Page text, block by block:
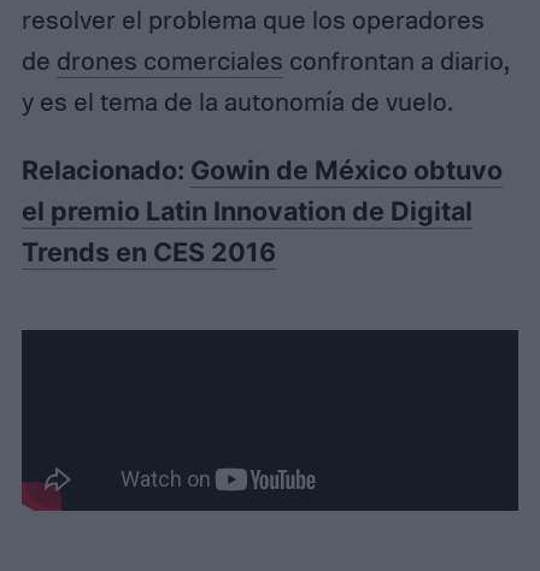
resolver el problema que los operadores
de drones comerciales confrontan a diario,
y es el tema de la autonomía de vuelo.
Relacionado: Gowin de México obtuvo
el premio Latin Innovation de Digital
Trends en CES 2016